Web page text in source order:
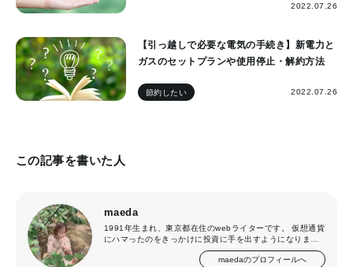
2022.07.26
【引っ越しで必要な電気の手続き】新電力と
ガスのセットプランや使用停止・解約方法
節約したい 2022.07.26
この記事を書いた人
maeda
maedaのプロフィールへ
1991年生まれ、東京都在住のwebライターです。 仮想通貨
にハマったのをきっかけに投資に手を出すようになりまし
た。「どうすれば投資で失敗しないか」を追求した結果、
太陽光発電投資の魅力に気づき、今では仮想通貨と太陽光